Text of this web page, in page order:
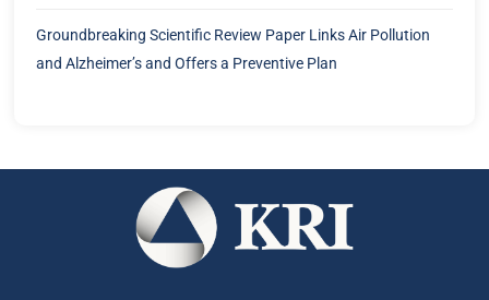
Groundbreaking Scientific Review Paper Links Air Pollution
and Alzheimer’s and Offers a Preventive Plan